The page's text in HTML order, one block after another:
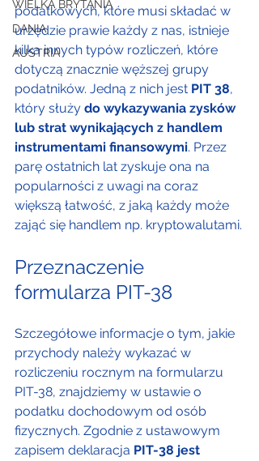
WIELKA BRYTANIA
DANIA
AUSTRIA
podatkowych, które musi składać w
urzędzie prawie każdy z nas, istnieje
kilka innych typów rozliczeń, które
dotyczą znacznie węższej grupy
podatników. Jedną z nich jest PIT 38,
który służy do wykazywania zysków
lub strat wynikających z handlem
instrumentami finansowymi. Przez
parę ostatnich lat zyskuje ona na
popularności z uwagi na coraz
większą łatwość, z jaką każdy może
zająć się handlem np. kryptowalutami.
Przeznaczenie
formularza PIT-38
Szczegółowe informacje o tym, jakie
przychody należy wykazać w
rozliczeniu rocznym na formularzu
PIT-38, znajdziemy w ustawie o
podatku dochodowym od osób
fizycznych. Zgodnie z ustawowym
zapisem deklaracja PIT-38 jest